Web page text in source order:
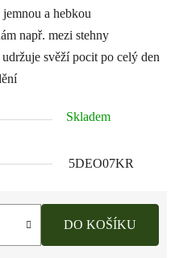
a hebkou
např. mezi stehny
svěží pocit po celý den
Skladem
5DEO07KR
DO KOŠÍKU